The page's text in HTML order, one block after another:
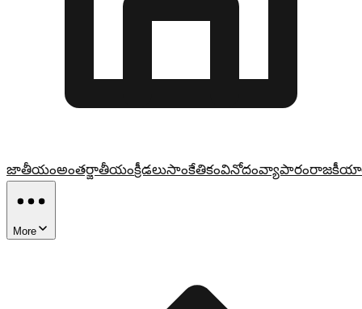
జాతీయంఅంతర్జాతీయంక్రీడలుసాంకేతికంవినోదంవ్యాపారం
More